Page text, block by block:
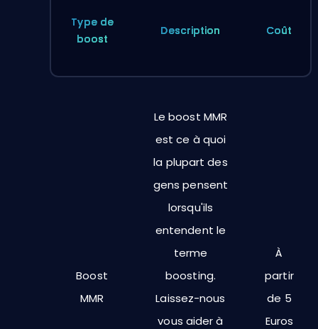
Type de
boost
Description Coût
Boost
MMR
Le boost MMR
est ce à quoi
la plupart des
gens pensent
lorsqu'ils
entendent le
terme
boosting.
Laissez-nous
vous aider à
À
partir
de 5
Euros